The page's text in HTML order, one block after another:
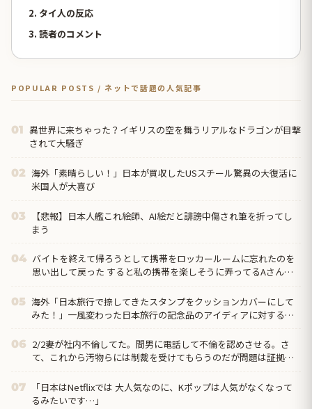
2. タイ人の反応
3. 読者のコメント
POPULAR POSTS / ネットで話題の人気記事
01 異世界に来ちゃった？イギリスの空を舞うリアルなドラゴンが目撃
されて大騒ぎ
02 海外「素晴らしい！」日本が買収したUSスチール驚異の大復活に
米国人が大喜び
03
【悲報】日本人艦これ絵師、AI絵だと誹謗中傷され筆を折ってし
まう
04 バイトを終えて帰ろうとして携帯をロッカールームに忘れたのを
思い出して戻った すると私の携帯を楽しそうに弄ってるAさんの
05 海外「日本旅行で捺してきたスタンプをクッションカバーにして
みた！」一風変わった日本旅行の記念品のアイディアに対する海
06 2/2妻が社内不倫してた。間男に電話して不倫を認めさせる。さ
て、これから汚物らには制裁を受けてもらうのだが問題は証拠が
07
「日本はNetflixでは 大人気なのに、Kポップは人気がなくなって
るみたいです…」